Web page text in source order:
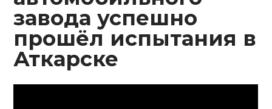
завода успешно
прошёл испытания в
Аткарске